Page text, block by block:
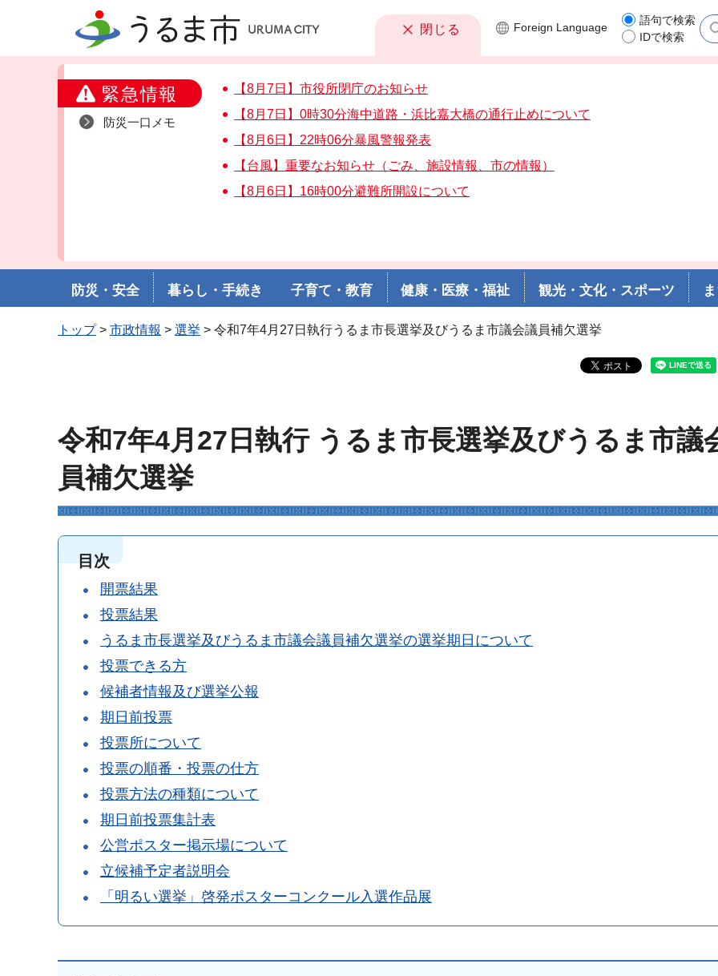
うるま市 閉じる
緊急情報
防災一口メモ
【8月7日】市役所閉庁のお知らせ
【8月7日】0時30分海中道路・浜比嘉大橋の通行止めについて
【8月6日】22時06分暴風警報発表
【台風】重要なお知らせ（ごみ、施設情報、市の情報）
【8月6日】16時00分避難所開設について
Foreign Language
語句で検索
IDで検索
防災・安全 暮らし・手続き 子育て・教育 健康・医療・福祉 観光・文化・スポーツ
トップ> 市政情報 > 選挙 > 令和7年4月27日執行うるま市長選挙及びうるま市議会議員補欠選挙
令和7年4月27日執行 うるま市長選挙及びうるま市議
員補欠選挙
目次
開票結果
投票結果
うるま市長選挙及びうるま市議会議員補欠選挙の選挙期日について
投票できる方
候補者情報及び選挙公報
期日前投票
投票所について
投票の順番・投票の仕方
投票方法の種類について
期日前投票集計表
公営ポスター掲示場について
立候補予定者説明会
「明るい選挙」啓発ポスターコンクール入選作品展